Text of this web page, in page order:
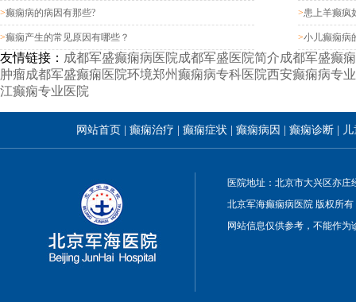
>癫痫病的病因有那些?
>癫痫产生的常见原因有哪些？
>患上羊癫疯
>小儿癫痫病
友情链接： 成都军盛癫痫病医院成都军盛医院简介成都军盛癫
肿瘤成都军盛癫痫医院环境郑州癫痫病专科医院西安癫痫病专
江癫痫专业医院
网站首页 |癫痫治疗 |癫痫症状 |癫痫病因 |癫痫诊断
医院地址：北京市大兴区亦
北京军海癫痫病医院 版权所有
网站信息仅供参考，不能作